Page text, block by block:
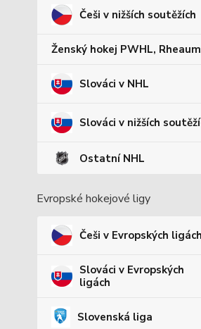
Češi v nižších soutěžích
Ženský hokej PWHL,
Slováci v NHL
Slováci v nižších
Ostatní NHL
Evropské hokejové ligy
Češi v Evropských ligách
Slováci v Evropských
ligách
Slovenská liga